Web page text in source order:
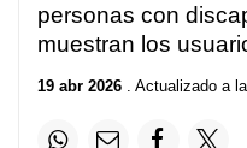
personas con
muestran los
19 abr 2026 . Actualizado a